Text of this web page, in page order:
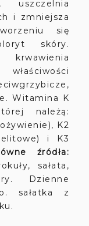
uszczelnia
i zmniejsza
się
skóry.
Witamina K
należą:
K2
i K3
źródła:
sałata,
Dzienne
sałatka z